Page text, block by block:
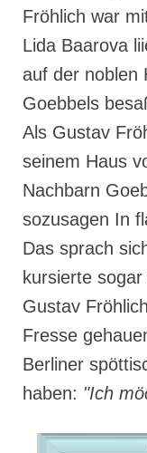
Fröhlich war
Lida Baarova
auf der noblen
Goebbels
Als Gustav
seinem Haus
Nachbarn
sozusagen In
Das sprach
kursierte
Gustav
Fresse
Berliner
haben: "Ich